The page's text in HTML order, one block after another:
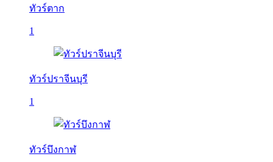
ทัวร์ตาก
1
ทัวร์ปราจีนบุรี
1
ทัวร์บึงกาฬ